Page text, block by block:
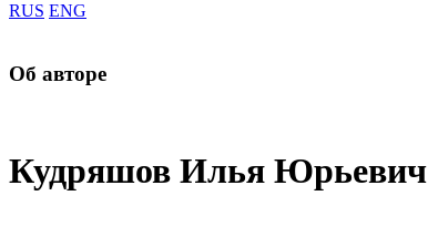
RUS ENG
Об авторе
Кудряшов Илья Юрьевич